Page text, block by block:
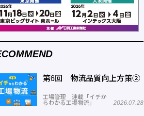
第6回 物流品質向上方策②
工場管理 連載「イチか
らわかる工場物流」
2026.07.28